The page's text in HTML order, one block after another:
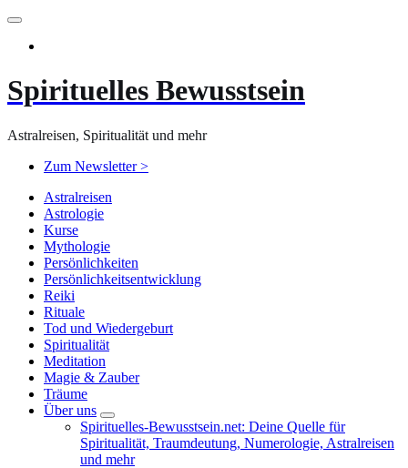
Zum
springen
Spirituelles Bewusstsein
Astralreisen, Spiritualität und mehr
Zum Newsletter >
Astralreisen
Astrologie
Kurse
Mythologie
Persönlichkeiten
Persönlichkeitsentwicklung
Reiki
Rituale
Tod und Wiedergeburt
Spiritualität
Meditation
Magie & Zauber
Träume
Über uns
Spirituelles-Bewusstsein.net: Deine Quelle für
Spiritualität, Traumdeutung, Numerologie, Astralreisen
und mehr